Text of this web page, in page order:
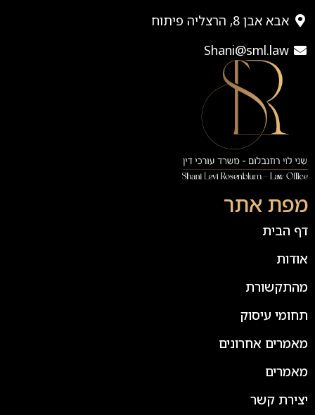
אבא אבן 8, הרצליה פיתוח
Shani@sml.law
מפת אתר
דף הבית
אודות
מהתקשורת
תחומי עיסוק
מאמרים אחרונים
מאמרים
יצירת קשר